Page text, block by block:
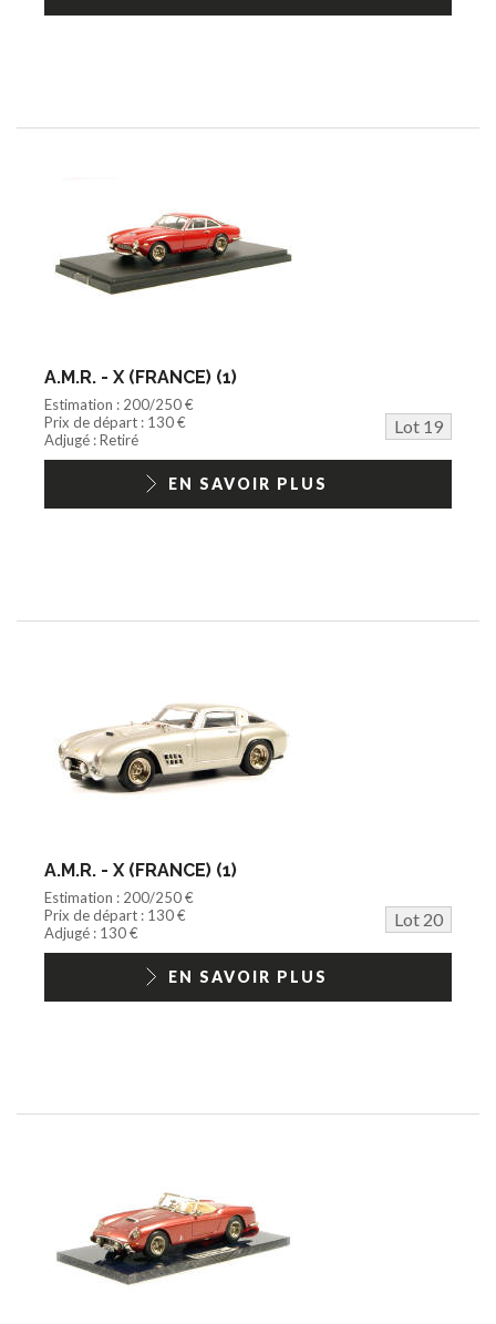
A.M.R. - X (FRANCE) (1)
Estimation : 200/250 €
Prix de départ : 130 €
Lot 19
Adjugé : Retiré
EN SAVOIR PLUS
A.M.R. - X (FRANCE) (1)
Estimation : 200/250 €
Prix de départ : 130 €
Lot 20
Adjugé : 130 €
EN SAVOIR PLUS